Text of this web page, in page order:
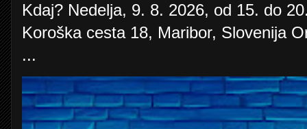
Kdaj? Nedelja, 9. 8. 2026, od 15. do
Koroška cesta 18, Maribor, Slovenija
...